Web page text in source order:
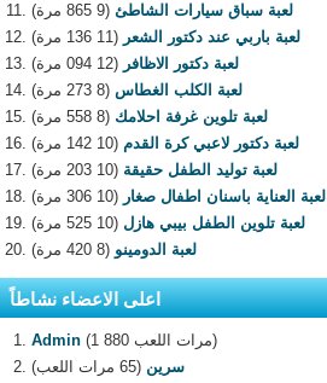
لعبة سباق سيارات الشاطئ (9 865 مرة)
لعبة باربي عند دكتور الشعر (11 136 مرة)
لعبة دكتور الاظافر (12 094 مرة)
لعبة الكلب الغطاس (8 273 مرة)
لعبة تلوين غرفة احلامك (8 558 مرة)
لعبة دكتور لاعبي كرة القدم (10 142 مرة)
لعبة توليد الطفل حقيقة (10 203 مرة)
لعبة العناية باسنان اطفال صغار (10 306 مرة)
لعبة تلوين الطفل بيبي هازل (10 525 مرة)
لعبة الدومينو (8 420 مرة)
اعلى الاعضاء نشاطاً
Admin
(1 880 مرات اللعب)
سرين (65 مرات اللعب)